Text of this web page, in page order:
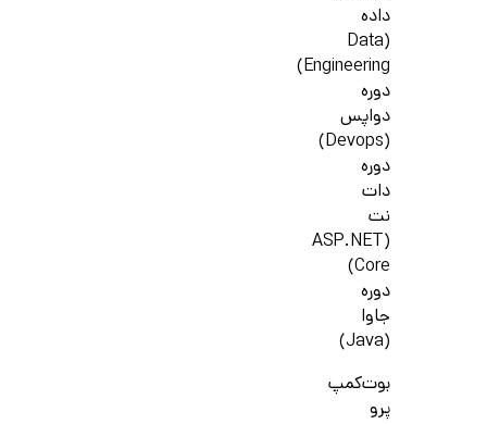
داده
(Data
Engineering)
دوره
دواپس
(Devops)
دوره
دات
نت
(ASP.NET
Core)
دوره
جاوا
(Java)
بوت‌کمپ
پرو